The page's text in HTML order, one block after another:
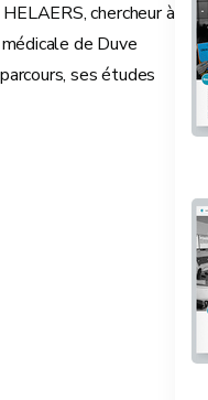
chercheur à
de Duve
ses études